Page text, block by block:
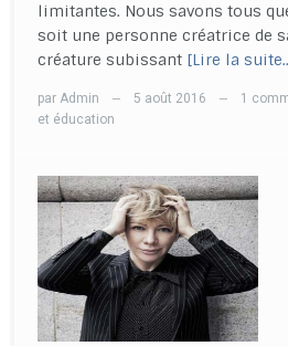
limitantes. Nous savons tous
soit une personne créatrice de
créature subissant [Lire la
par Admin — 5 août 2016 — 1
et éducation